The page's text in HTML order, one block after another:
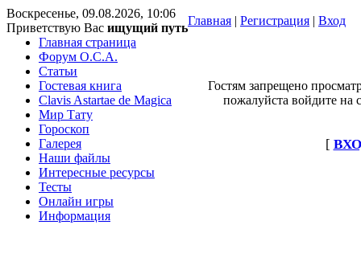
Воскресенье, 09.08.2026, 10:06
Приветствую Вас ищущий путь
Главная | Регистрация | Вход
Главная страница
Форум O.C.A.
Статьи
Гостевая книга
Clavis Astartae de Magica
Мир Тату
Гороскоп
Галерея
Наши файлы
Интересные ресурсы
Тесты
Онлайн игры
Информация
Гостям запрещено
пожалуйста войдите на
[